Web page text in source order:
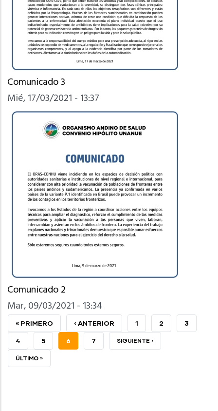
Comunicado 3
Mié, 17/03/2021 - 13:37
Comunicado 2
Mar, 09/03/2021 - 13:34
PRIMERA
PÁGINA
« PRIMERO
PÁGINA
ANTERIOR
‹ ANTERIOR PAGE
1 PAGE
2 PAGE
3
PAGE
4 PAGE
5
PÁGINA
6 PAGE
7 SIGUIENTE
SIGUIENTE ›
ÚLTIMA
ÚLTIMO »